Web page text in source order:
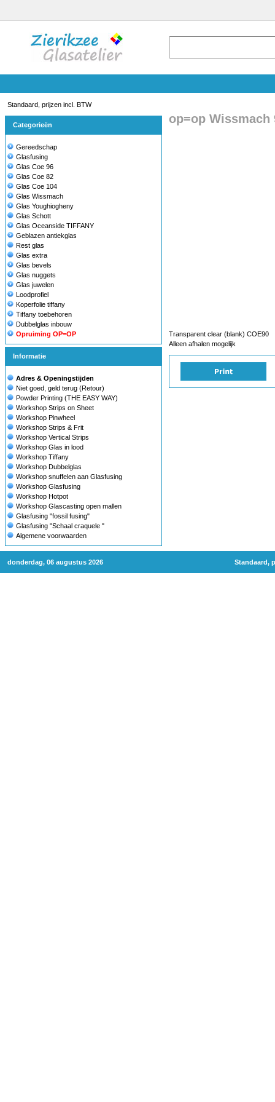
Standaard, prijzen incl. BTW
Categorieën
Gereedschap
Glasfusing
Glas Coe 96
Glas Coe 82
Glas Coe 104
Glas Wissmach
Glas Youghiogheny
Glas Schott
Glas Oceanside TIFFANY
Geblazen antiekglas
Rest glas
Glas extra
Glas bevels
Glas nuggets
Glas juwelen
Loodprofiel
Koperfolie tiffany
Tiffany toebehoren
Dubbelglas inbouw
Opruiming OP=OP
Informatie
Adres & Openingstijden
Niet goed, geld terug (Retour)
Powder Printing (THE EASY WAY)
Workshop Strips on Sheet
Workshop Pinwheel
Workshop Strips & Frit
Workshop Vertical Strips
Workshop Glas in lood
Workshop Tiffany
Workshop Dubbelglas
Workshop snuffelen aan Glasfusing
Workshop Glasfusing
Workshop Hotpot
Workshop Glascasting open mallen
Glasfusing "fossil fusing"
Glasfusing "Schaal craquele "
Algemene voorwaarden
op=op Wissmach
Transparent clear (blank) COE90
Alleen afhalen mogelijk
donderdag, 06 augustus 2026 Standaard,